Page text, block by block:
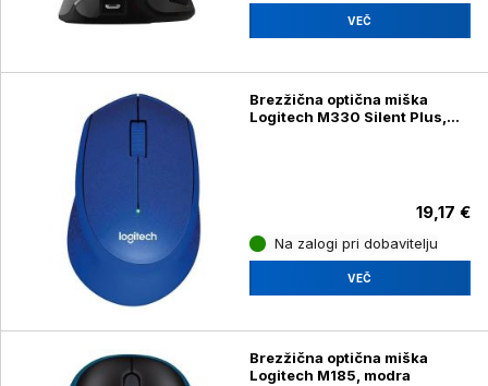
VEČ
Brezžična optična miška
Logitech M330 Silent Plus,
19,17 €
Na zalogi pri dobavitelju
VEČ
Brezžična optična miška
Logitech M185, modra